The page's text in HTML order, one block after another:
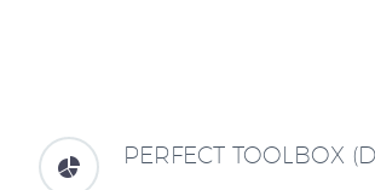

 PERFECT TOOLBOX